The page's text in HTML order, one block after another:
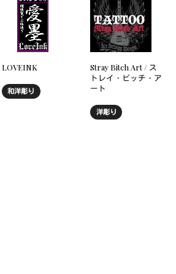
LOVEINK
和洋彫り
Stray Bitch Art / ス
トレイ・ビッチ・ア
ート
洋彫り